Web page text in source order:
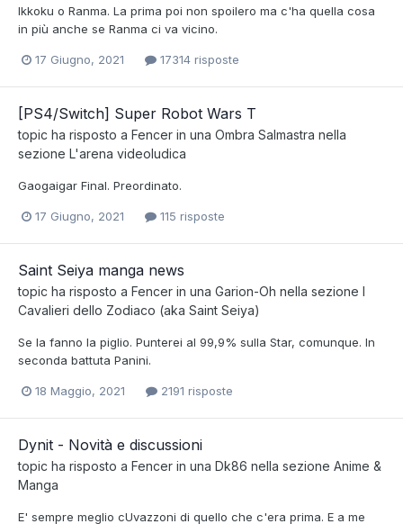
Ikkoku o Ranma. La prima poi non spoilero ma c'ha quella cosa
in più anche se Ranma ci va vicino.
17 Giugno, 2021 17314 risposte
[PS4/Switch] Super Robot Wars T
topic ha risposto a Fencer in una Ombra Salmastra nella
sezione L'arena videoludica
Gaogaigar Final. Preordinato.
17 Giugno, 2021 115 risposte
Saint Seiya manga news
topic ha risposto a Fencer in una Garion-Oh nella sezione I
Cavalieri dello Zodiaco (aka Saint Seiya)
Se la fanno la piglio. Punterei al 99,9% sulla Star, comunque. In
seconda battuta Panini.
18 Maggio, 2021 2191 risposte
Dynit - Novità e discussioni
topic ha risposto a Fencer in una Dk86 nella sezione Anime &
Manga
E' sempre meglio cUvazzoni di quello che c'era prima. E a me